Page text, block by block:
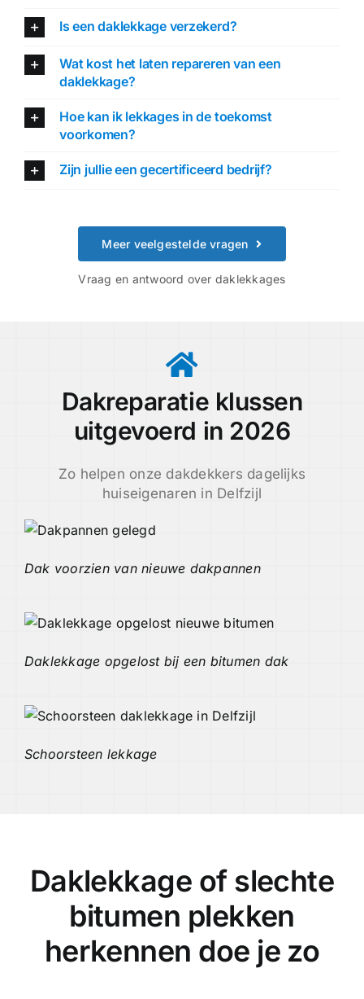
Is een daklekkage verzekerd?
Wat kost het laten repareren van een
daklekkage?
Hoe kan ik lekkages in de toekomst
voorkomen?
Zijn jullie een gecertificeerd bedrijf?
Meer veelgestelde vragen
Vraag en antwoord over daklekkages
Dakreparatie klussen
uitgevoerd in 2026
Zo helpen onze dakdekkers dagelijks
huiseigenaren in Delfzijl
Dak voorzien van nieuwe dakpannen
Daklekkage opgelost bij een bitumen dak
Schoorsteen lekkage
Daklekkage of slechte
bitumen plekken
herkennen doe je zo